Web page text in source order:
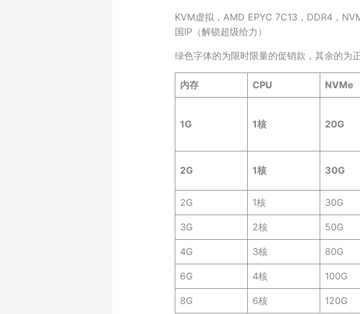
KVM虚拟，AMD EPYC 7C13，DDR4，
国IP（解锁超级给力）
绿色字体的为限时限量的促销款，其余的为正
内存 CPU NVMe
1G 1核 20G
2G 1核 30G
2G 1核 30G
3G 2核 50G
4G 3核 80G
6G 4核 100G
8G 6核 120G